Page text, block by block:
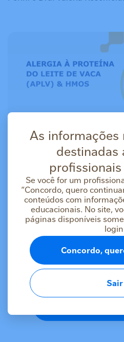
As informações
destinadas apenas a
Se você é um profissional
cadastre-se para
Logar
As informações
destinadas
Se você for um
“Concordo, quero
conteúdos com
educacionais. No site,
páginas disponíveis
Concordo,
Sair